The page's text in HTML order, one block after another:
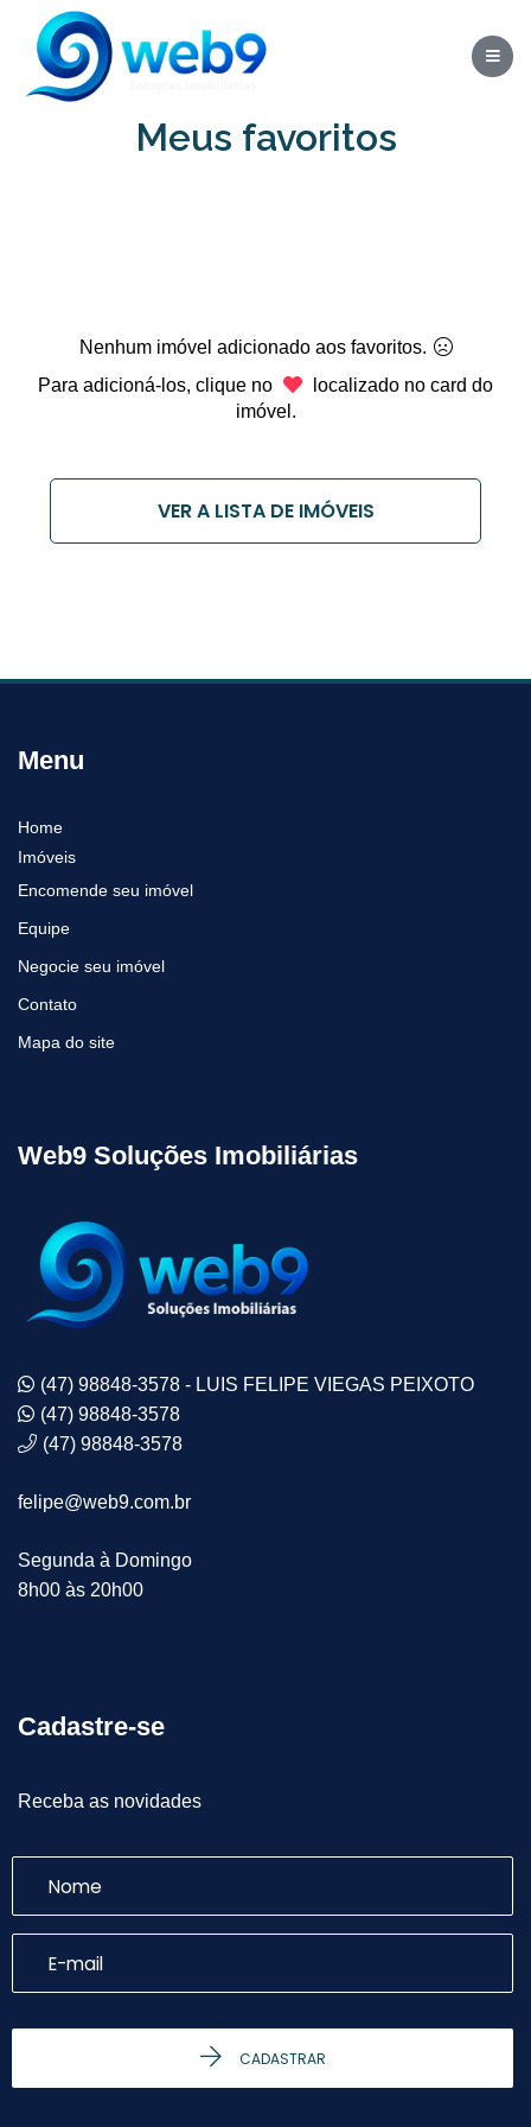
Meus favoritos
Nenhum imóvel adicionado aos favoritos.
Para adicioná-los, clique no
localizado no card do
imóvel.
VER A LISTA DE IMÓVEIS
Menu
Home
Imóveis
Encomende seu imóvel
Equipe
Negocie seu imóvel
Contato
Mapa do site
Web9 Soluções Imobiliárias
(47) 98848-3578 - LUIS FELIPE VIEGAS PEIXOTO
(47) 98848-3578
(47) 98848-3578
felipe@web9.com.br
Segunda à Domingo
8h00 às 20h00
Cadastre-se
Receba as novidades
CADASTRAR